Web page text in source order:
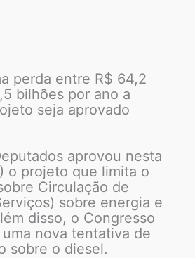
perda entre R$ 64,2
bilhões por ano a
seja aprovado
aprovou nesta
o projeto que limita o
Circulação de
sobre energia e
disso, o Congresso
nova tentativa de
sobre o diesel.